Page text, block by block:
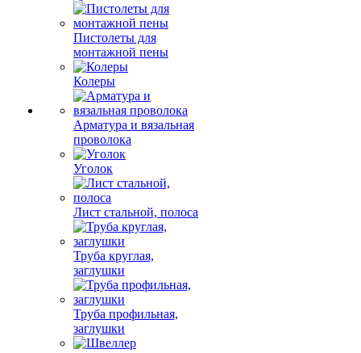
Пистолеты для
монтажной пены
Колеры
Арматура и вязальная
проволока
Уголок
Лист стальной, полоса
Труба круглая,
заглушки
Труба профильная,
заглушки